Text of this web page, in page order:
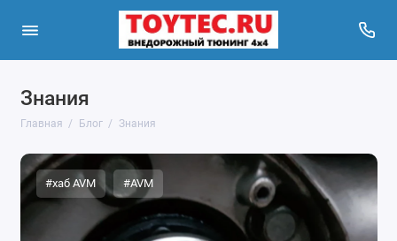
Знания
Главная Блог Знания
#хаб AVM #AVM